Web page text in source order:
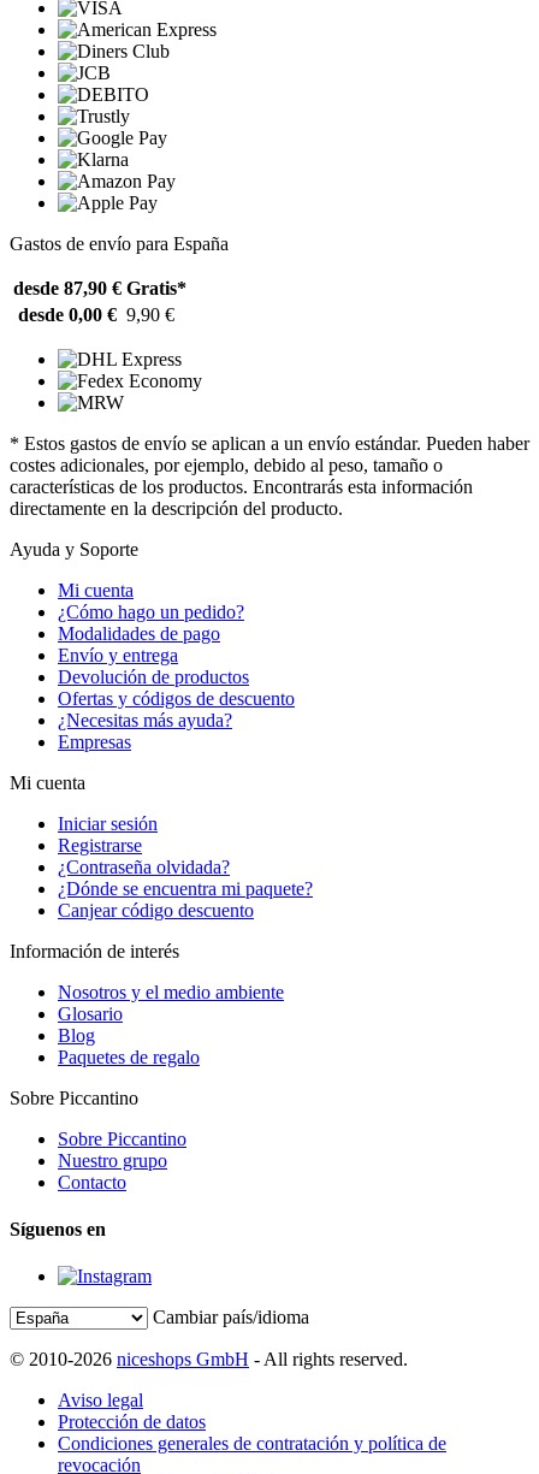
Gastos de envío para España
desde 87,90 € Gratis*
desde 0,00 € 9,90 €
* Estos gastos de envío se aplican a un envío estándar. Pueden haber
costes adicionales, por ejemplo, debido al peso, tamaño o
características de los productos. Encontrarás esta información
directamente en la descripción del producto.
Ayuda y Soporte
Mi cuenta
¿Cómo hago un pedido?
Modalidades de pago
Envío y entrega
Devolución de productos
Ofertas y códigos de descuento
¿Necesitas más ayuda?
Empresas
Mi cuenta
Iniciar sesión
Registrarse
¿Contraseña olvidada?
¿Dónde se encuentra mi paquete?
Canjear código descuento
Información de interés
Nosotros y el medio ambiente
Glosario
Blog
Paquetes de regalo
Sobre Piccantino
Sobre Piccantino
Nuestro grupo
Contacto
Síguenos en
Cambiar país/idioma
© 2010-2026 niceshops GmbH - All rights reserved.
Aviso legal
Protección de datos
Condiciones generales de contratación y política de
revocación